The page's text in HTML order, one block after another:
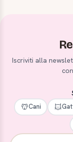
Iscriviti alla
Cani